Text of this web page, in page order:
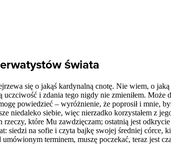
świata
się o jakąś kardynalną cnotę. Nie wiem, o
i zdania tego nigdy nie zmieniłem. Może
powiedzieć – wyróżnienie, że poprosił i mnie,
niedaleko siebie, więc nierzadko korzystałem z
które Mu zawdzięczam; ostatnią jest
siedzi na sofie i czyta bajkę swojej średniej córce,
terminem, muszę poczekać, teraz jest